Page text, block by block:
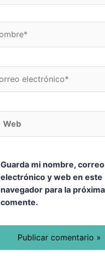
Guarda mi nombre, correo
electrónico y web en este
navegador para la
comente.